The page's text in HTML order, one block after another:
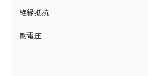
絶縁抵抗
耐電圧
ムロン制御機器販
オムロン制御機器
販売ネット
在庫状況および標
(DIBP) 1000ppm以下
但し、RoHS指令で産業用監視
フタル酸エステル類の４物質に
図的な使用がないことを確認し
イソブチル) : 1000ppm、 BBP(
ル) : 1000ppm、
DEHP(フタル酸ビス(2-エチル
いよう必要な手段
当社は貴社製品を
ル、化学兵器、生
武器並びにこれら
当社は、貴社製品
一定数には満
在庫なし(最新
いては、お客
たはお客様担
機器販売店・